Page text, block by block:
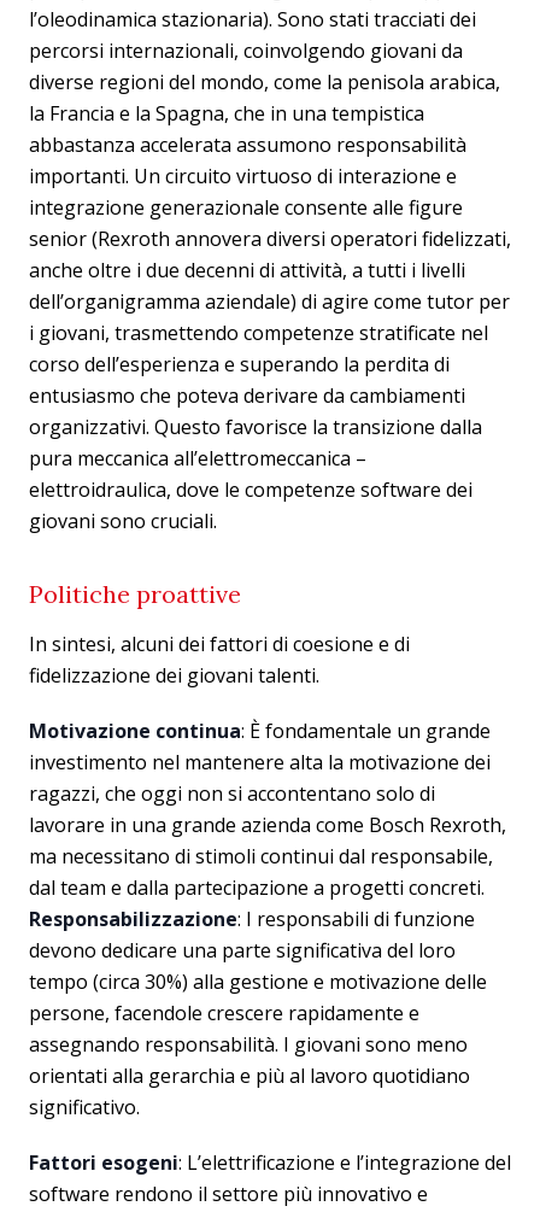
l’oleodinamica stazionaria). Sono stati tracciati dei
percorsi internazionali, coinvolgendo giovani da
diverse regioni del mondo, come la penisola arabica,
la Francia e la Spagna, che in una tempistica
abbastanza accelerata assumono responsabilità
importanti. Un circuito virtuoso di interazione e
integrazione generazionale consente alle figure
senior (Rexroth annovera diversi operatori fidelizzati,
anche oltre i due decenni di attività, a tutti i livelli
dell’organigramma aziendale) di agire come tutor per
i giovani, trasmettendo competenze stratificate nel
corso dell’esperienza e superando la perdita di
entusiasmo che poteva derivare da cambiamenti
organizzativi. Questo favorisce la transizione dalla
pura meccanica all’elettromeccanica –
elettroidraulica, dove le competenze software dei
giovani sono cruciali.
Politiche proattive
In sintesi, alcuni dei fattori di coesione e di
fidelizzazione dei giovani talenti.
Motivazione continua: È fondamentale un grande
investimento nel mantenere alta la motivazione dei
ragazzi, che oggi non si accontentano solo di
lavorare in una grande azienda come Bosch Rexroth,
ma necessitano di stimoli continui dal responsabile,
dal team e dalla partecipazione a progetti concreti.
Responsabilizzazione: I responsabili di funzione
devono dedicare una parte significativa del loro
tempo (circa 30%) alla gestione e motivazione delle
persone, facendole crescere rapidamente e
assegnando responsabilità. I giovani sono meno
orientati alla gerarchia e più al lavoro quotidiano
significativo.
Fattori esogeni: L’elettrificazione e l’integrazione del
software rendono il settore più innovativo e